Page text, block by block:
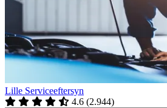
Lille Serviceeftersyn
4.6 (2.944)